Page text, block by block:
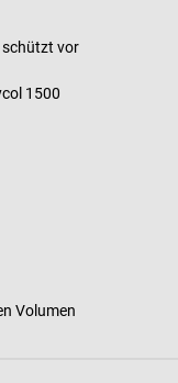
schützt vor
1500
Volumen